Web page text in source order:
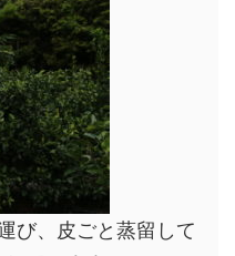
び、皮ごと蒸留して